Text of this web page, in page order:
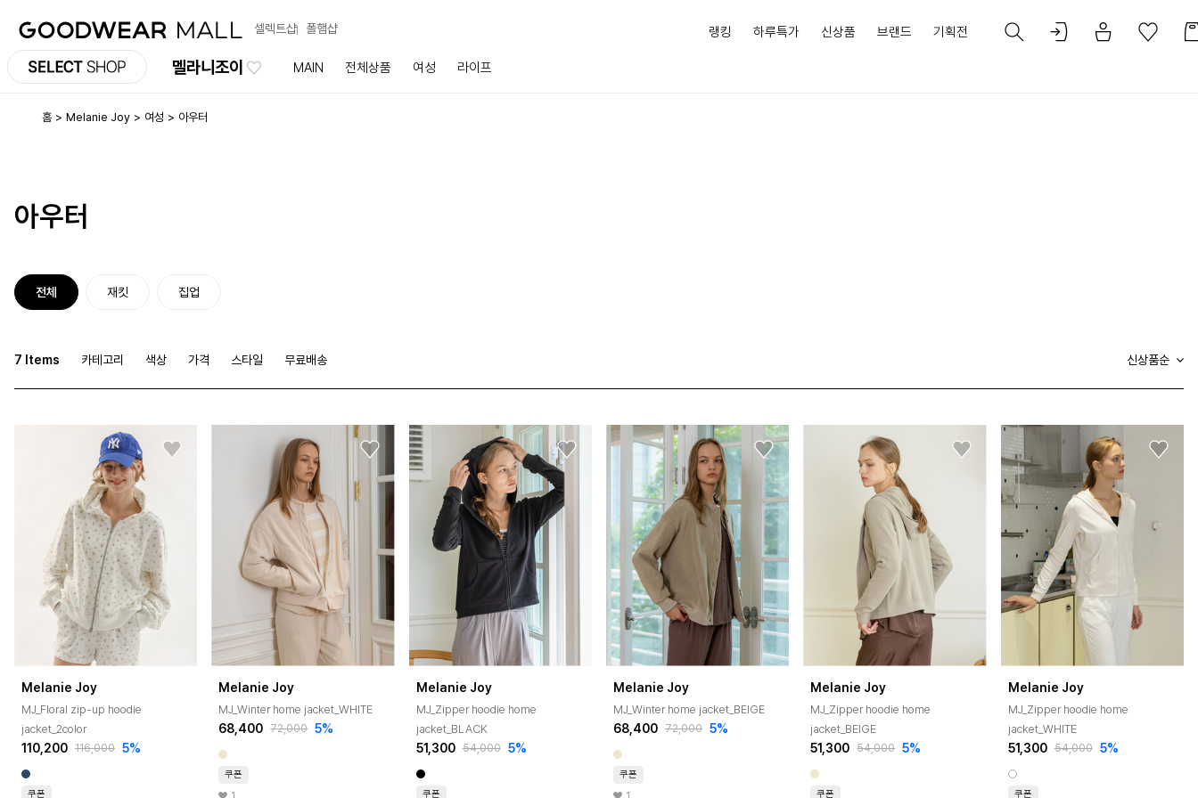
셀렉트샵 폴햄샵
멜라니조이 MAIN 전체상품 여성 라이프
랭킹 하루특가 신상품 브랜드 기획전
홈 Melanie Joy 여성 아우터
아우터
전체 재킷 집업
7 Items 카테고리 색상 가격 스타일 무료배송 신상품순
Melanie Joy
MJ_Floral zip-up hoodie
jacket_2color
110,200 116,000 5%
쿠폰
Melanie Joy
MJ_Winter home jacket_WHITE
68,400 72,000 5%
쿠폰
Melanie Joy
MJ_Zipper hoodie home
jacket_BLACK
51,300 54,000 5%
쿠폰
Melanie Joy
MJ_Winter home jacket_BEIGE
68,400 72,000 5%
쿠폰
Melanie Joy
MJ_Zipper hoodie home
jacket_BEIGE
51,300 54,000 5%
쿠폰
Melanie Joy
MJ_Zipper hoodie home
jacket_WHITE
51,300 54,000 5%
쿠폰